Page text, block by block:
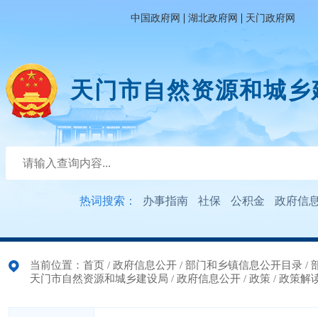
中国政府网 | 湖北政府网 | 天门政府网
天门市自然资源和城
热词搜索： 办事指南 社保 公积金 政府信
当前位置： 首页 / 政府信息公开 / 部门和乡镇信息公开目录 /
天门市自然资源和城乡建设局 / 政府信息公开 / 政策 / 政策解